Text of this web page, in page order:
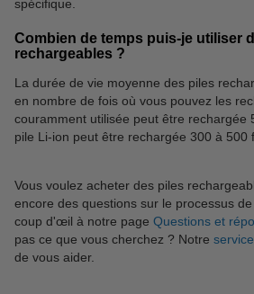
spécifique.
Combien de temps puis-je utiliser
rechargeables ?
La durée de vie moyenne des piles
en nombre de fois où vous pouvez les
couramment utilisée peut être rechargée
pile Li-ion peut être rechargée 300 à 500
Vous voulez acheter des piles
encore des questions sur le processus
coup d'œil à notre page Questions et
pas ce que vous cherchez ? Notre
de vous aider.